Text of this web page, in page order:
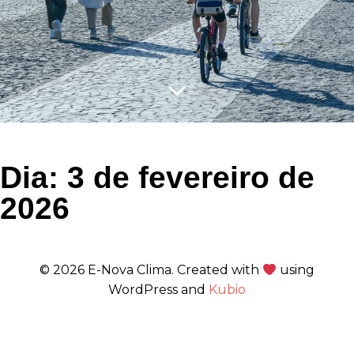
Dia: 3 de fevereiro de
2026
© 2026 E-Nova Clima. Created with
using
WordPress and Kubio